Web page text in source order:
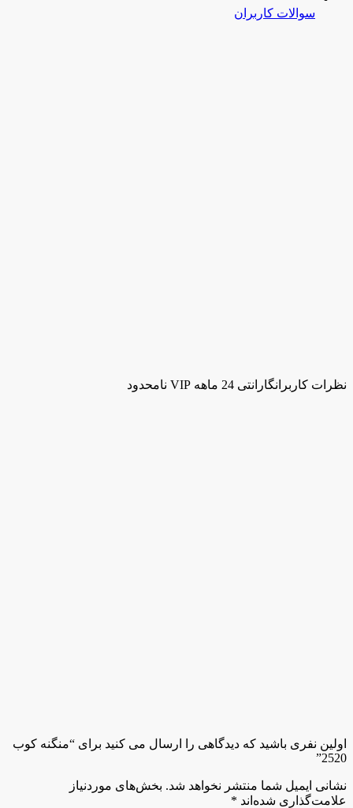
سوالات کاربران
نظرات کاربرانگارانتی 24 ماهه VIP نامحدود
اولین نفری باشید که دیدگاهی را ارسال می کنید برای “منگنه کوب
2520”
نشانی ایمیل شما منتشر نخواهد شد. بخش‌های موردنیاز
علامت‌گذاری شده‌اند *